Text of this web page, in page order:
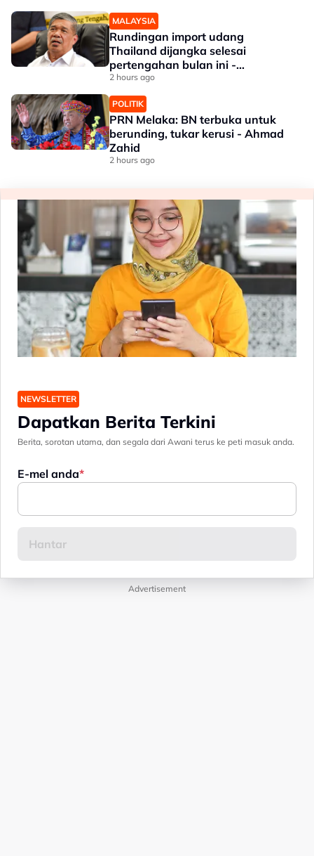
MALAYSIA
Rundingan import udang
Thailand dijangka selesai
pertengahan bulan ini -
Mohamad
2 hours ago
POLITIK
PRN Melaka: BN terbuka untuk
berunding, tukar kerusi - Ahmad
Zahid
2 hours ago
NEWSLETTER
Dapatkan Berita Terkini
Berita, sorotan utama, dan segala dari Awani terus ke peti masuk anda.
E-mel anda
Advertisement